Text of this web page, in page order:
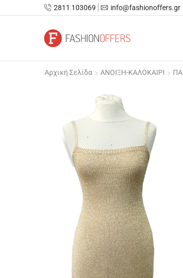
2811 103069 info@fashionoffers.gr
Αρχική Σελίδα ΑΝΟΙΞΗ-ΚΑΛΟΚΑΙΡΙ